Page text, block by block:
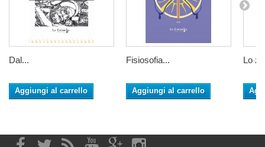
Dal...
Aggiungi al carrello
Fisiosofia...
Aggiungi al carrello
Lo